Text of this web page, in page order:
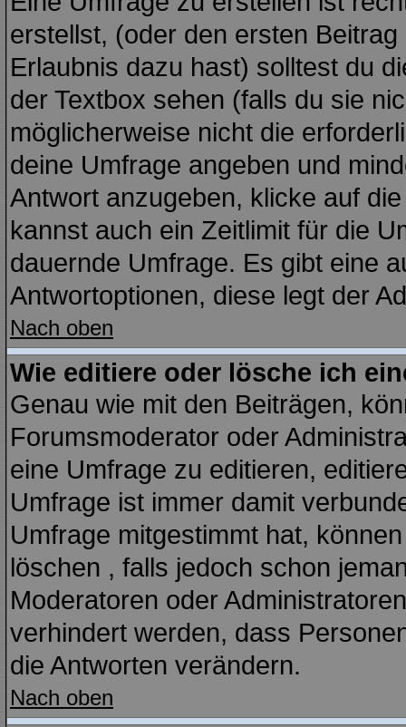
erstellst, (oder den ersten
Erlaubnis dazu hast) solltest du
der Textbox sehen (falls du sie
möglicherweise nicht die
deine Umfrage angeben und
Antwort anzugeben, klicke auf
kannst auch ein Zeitlimit für die
dauernde Umfrage. Es gibt eine
Antwortoptionen, diese legt der
Nach oben
Wie editiere oder lösche ich
Genau wie mit den Beiträgen,
Forumsmoderator oder
eine Umfrage zu editieren,
Umfrage ist immer damit
Umfrage mitgestimmt hat,
löschen , falls jedoch schon
Moderatoren oder
verhindert werden, dass
die Antworten verändern.
Nach oben